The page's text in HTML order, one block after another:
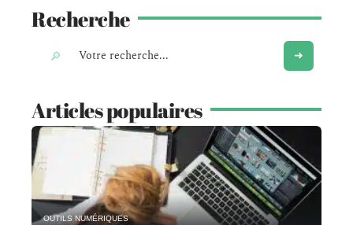
Recherche
Articles populaires
OUTILS NUMÉRIQUES